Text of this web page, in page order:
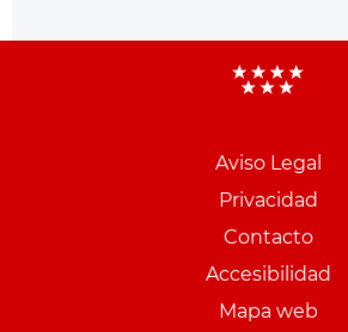
Aviso Legal
Privacidad
Contacto
Accesibilidad
Mapa web